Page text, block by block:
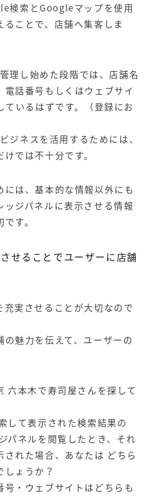
検索とGoogleマップを使用
ことで、店舗へ集客しま
理し始めた段階では、店舗名
電話番号もしくはウェブサイ
ているはずです。（登録にお
ジネスを活用するためには、
では不十分です。
は、基本的な情報以外にも
ジパネルに表示させる情報
す。
せることでユーザーに店舗
実させることが大切なので
魅力を伝えて、ユーザーの
六本木で寿司屋さんを探して
して表示された検索結果の
パネルを閲覧したとき、それ
れた場合、あなたは どちら
ょうか？
号・ウェブサイトはどちらも